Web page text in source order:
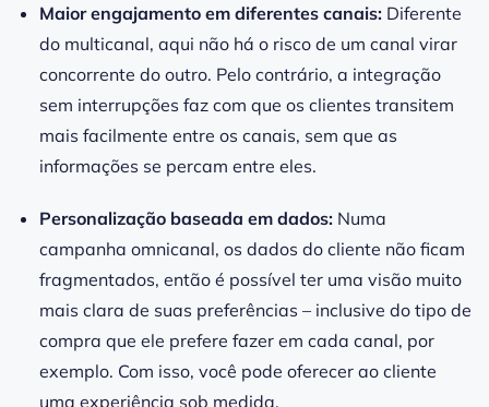
Maior engajamento em diferentes canais: Diferente
do multicanal, aqui não há o risco de um canal virar
concorrente do outro. Pelo contrário, a integração
sem interrupções faz com que os clientes transitem
mais facilmente entre os canais, sem que as
informações se percam entre eles.
Personalização baseada em dados: Numa
campanha omnicanal, os dados do cliente não ficam
fragmentados, então é possível ter uma visão muito
mais clara de suas preferências – inclusive do tipo de
compra que ele prefere fazer em cada canal, por
exemplo. Com isso, você pode oferecer ao cliente
uma experiência sob medida.